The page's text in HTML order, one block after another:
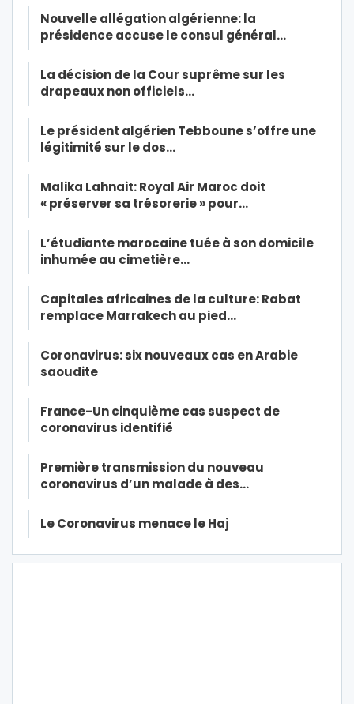
Nouvelle allégation algérienne: la
présidence accuse le consul général…
La décision de la Cour suprême sur les
drapeaux non officiels…
Le président algérien Tebboune s’offre une
légitimité sur le dos…
Malika Lahnait: Royal Air Maroc doit
« préserver sa trésorerie » pour…
L’étudiante marocaine tuée à son domicile
inhumée au cimetière…
Capitales africaines de la culture: Rabat
remplace Marrakech au pied…
Coronavirus: six nouveaux cas en Arabie
saoudite
France-Un cinquième cas suspect de
coronavirus identifié
Première transmission du nouveau
coronavirus d’un malade à des…
Le Coronavirus menace le Haj